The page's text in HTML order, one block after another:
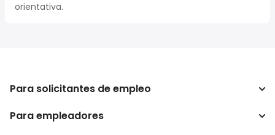
orientativa.
Para solicitantes de empleo
Buscador de trabajo
Para empleadores